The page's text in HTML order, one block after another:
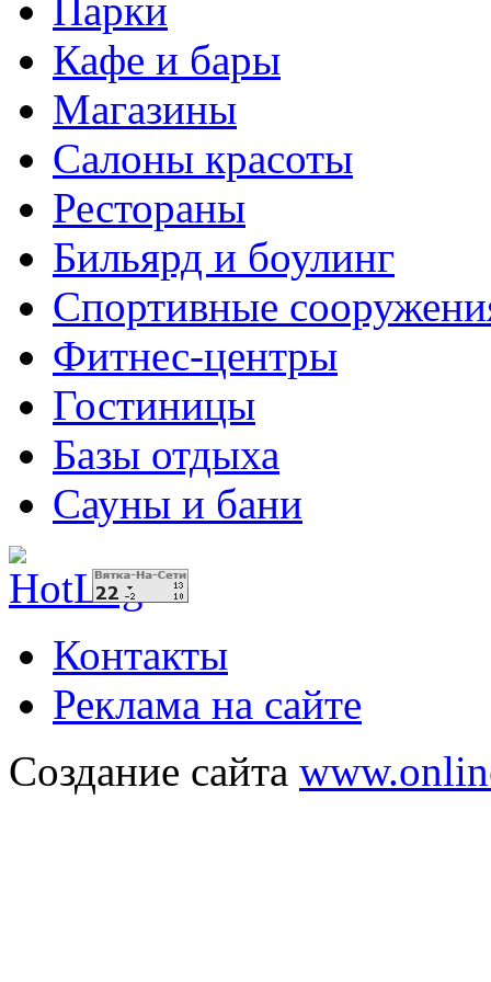
Парки
Кафе и бары
Магазины
Салоны красоты
Рестораны
Бильярд и боулинг
Спортивные
Фитнес-центры
Гостиницы
Базы отдыха
Сауны и бани
Контакты
Реклама на сайте
Создание сайта